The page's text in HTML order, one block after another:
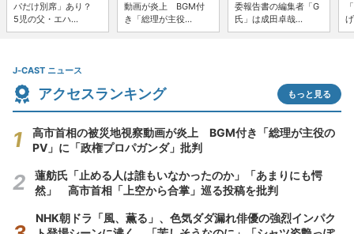
パだけ別席」あり？
5児の父・エハ...
動画が炎上 BGM付
き「総理が主役...
委報告書の編集者「G
氏」は成田卓哉...
J-CAST ニュース
アクセスランキング もっと見る
高市首相の被災地視察動画が炎上 BGM付き「総理が主役の
PV」に「政権プロパガンダ」批判
蓮舫氏「止める人は誰もいなかったのか」「あまりにも愕
然」 高市首相「上空から合掌」巡る投稿を批判
NHK朝ドラ「風、薫る」、色気ダダ漏れ俳優の強烈インパク